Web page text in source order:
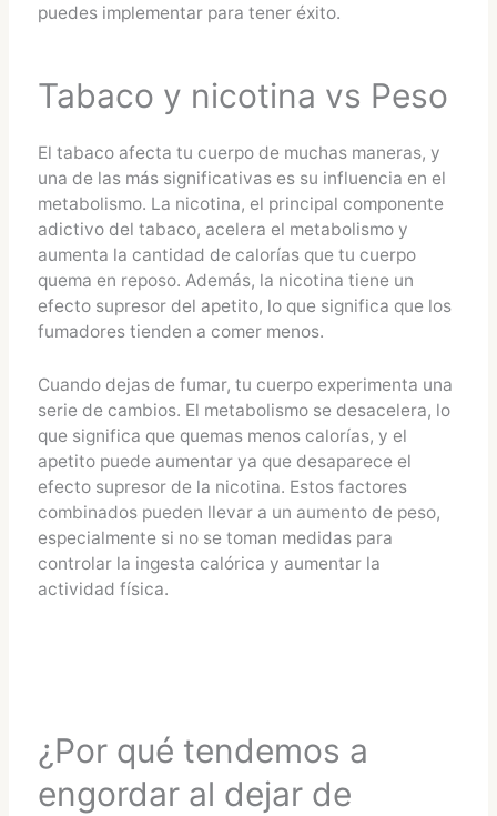
puedes implementar para tener éxito.
Tabaco y nicotina vs Peso
El tabaco afecta tu cuerpo de muchas maneras, y
una de las más significativas es su influencia en el
metabolismo. La nicotina, el principal componente
adictivo del tabaco, acelera el metabolismo y
aumenta la cantidad de calorías que tu cuerpo
quema en reposo. Además, la nicotina tiene un
efecto supresor del apetito, lo que significa que los
fumadores tienden a comer menos.
Cuando dejas de fumar, tu cuerpo experimenta una
serie de cambios. El metabolismo se desacelera, lo
que significa que quemas menos calorías, y el
apetito puede aumentar ya que desaparece el
efecto supresor de la nicotina. Estos factores
combinados pueden llevar a un aumento de peso,
especialmente si no se toman medidas para
controlar la ingesta calórica y aumentar la
actividad física.
¿Por qué tendemos a
engordar al dejar de